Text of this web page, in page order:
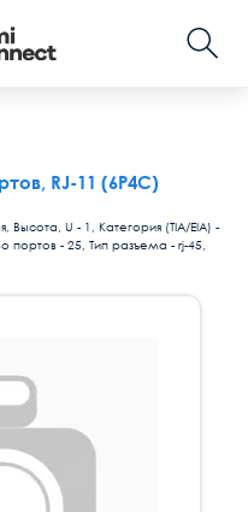
RJ-11 (6P4C)
Высота, U - 1, Категория (TIA/EIA) -
портов - 25, Тип разъема - rj-45,